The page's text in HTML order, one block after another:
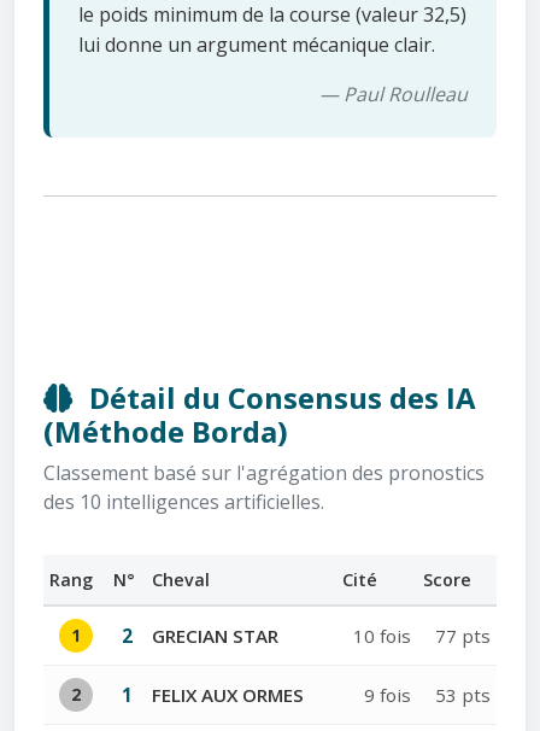
le poids minimum de la course (valeur 32,5)
lui donne un argument mécanique clair.
— Paul Roulleau
Détail du Consensus des IA
(Méthode Borda)
Classement basé sur l'agrégation des pronostics
des 10 intelligences artificielles.
Rang N° Cheval Cité Score
1 2 GRECIAN STAR 10 fois 77 pts
2 1 FELIX AUX ORMES 9 fois 53 pts